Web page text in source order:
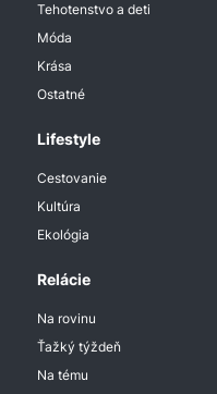
Tehotenstvo a deti
Móda
Krása
Ostatné
Lifestyle
Cestovanie
Kultúra
Ekológia
Relácie
Na rovinu
Ťažký týždeň
Na tému